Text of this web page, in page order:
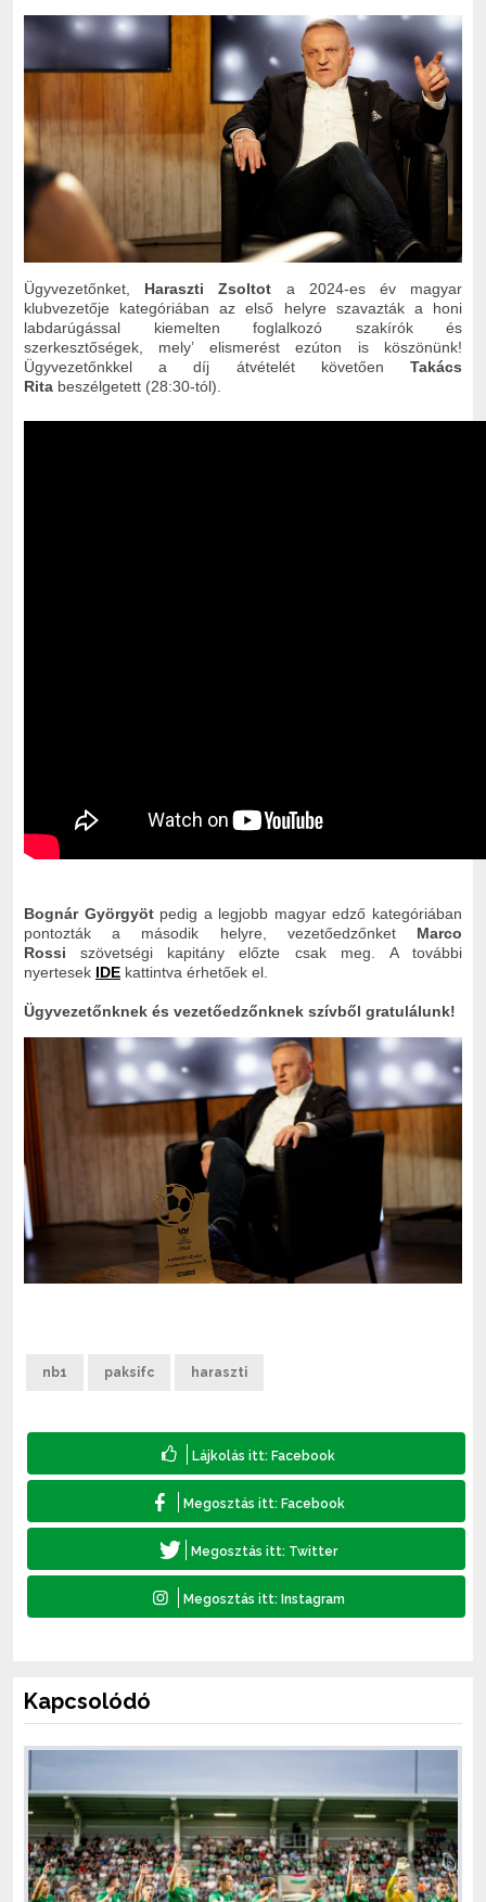
Ügyvezetőnket, Haraszti Zsoltot
a 2024-es év magyar
klubvezetője kategóriában az első helyre szavazták a honi
labdarúgással kiemelten foglalkozó szakírók és
szerkesztőségek, mely’ elismerést ezúton is köszönünk!
Ügyvezetőnkkel a díj átvételét követően
Takács
Rita beszélgetett (28:30-tól).
Bognár Györgyötpedig a legjobb magyar edző kategóriában
pontozták a második helyre, vezetőedzőnket Marco
Rossi szövetségi kapitány előzte csak meg. A további
nyertesek IDE kattintva érhetőek el.
Ügyvezetőnknek és vezetőedzőnknek szívből gratulálunk!
nb1 paksifc haraszti
Kapcsolódó